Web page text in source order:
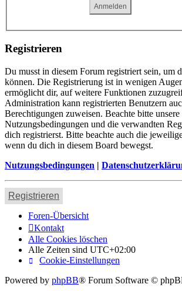
Registrieren
Du musst in diesem Forum registriert sein, um
können. Die Registrierung ist in wenigen
ermöglicht dir, auf weitere Funktionen
Administration kann registrierten Benutzern
Berechtigungen zuweisen. Beachte bitte unsere
Nutzungsbedingungen und die verwandten
dich registrierst. Bitte beachte auch die
wenn du dich in diesem Board bewegst.
Nutzungsbedingungen |
Registrieren
Foren-Übersicht
Kontakt
Alle Cookies löschen
Alle Zeiten sind UTC+02:00
Cookie-Einstellungen
Powered by phpBB® Forum Software ©